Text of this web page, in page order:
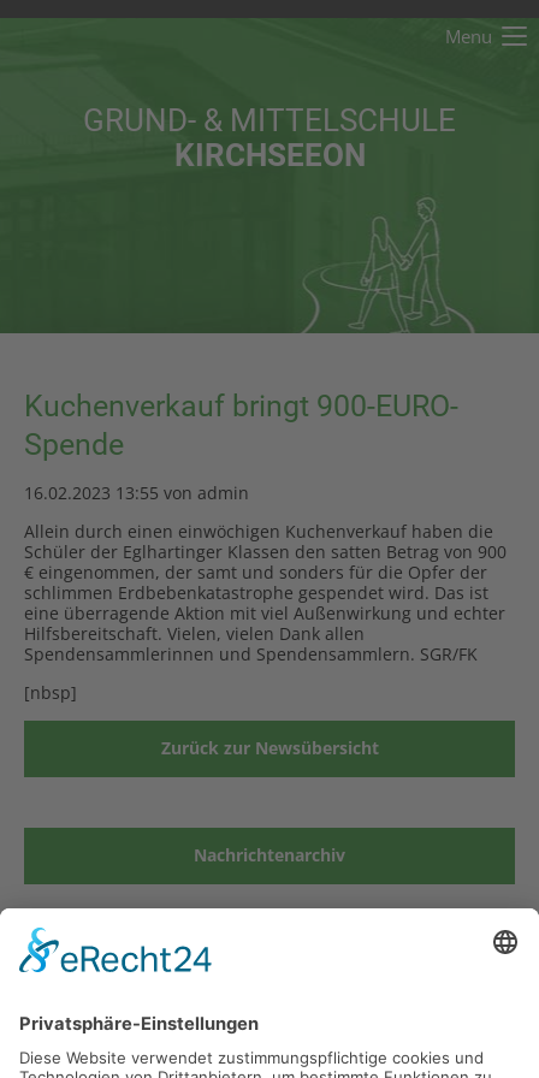
Der Eintrag "offcanvas-col2" existiert leider nicht.
Der Eintrag "offcanvas-col3" existiert leider nicht.
Der Eintrag "offcanvas-col4" existiert leider nicht.
Menu
GRUND- & MITTELSCHULE
KIRCHSEEON
Kuchenverkauf bringt 900-EURO-
Spende
16.02.2023 13:55 von admin
Allein durch einen einwöchigen Kuchenverkauf haben die
Schüler der Eglhartinger Klassen den satten Betrag von 900
€ eingenommen, der samt und sonders für die Opfer der
schlimmen Erdbebenkatastrophe gespendet wird. Das ist
eine überragende Aktion mit viel Außenwirkung und echter
Hilfsbereitschaft. Vielen, vielen Dank allen
Spendensammlerinnen und Spendensammlern. SGR/FK
[nbsp]
Zurück zur Newsübersicht
Nachrichtenarchiv